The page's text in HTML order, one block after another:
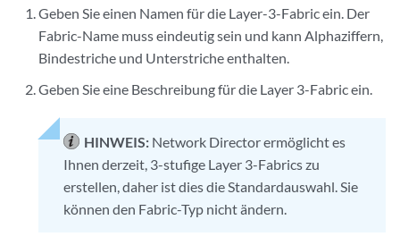
Geben Sie einen Namen für die Layer-3-Fabric ein. Der
Fabric-Name muss eindeutig sein und kann Alphaziffern,
Bindestriche und Unterstriche enthalten.
Geben Sie eine Beschreibung für die Layer 3-Fabric ein.
HINWEIS: Network Director ermöglicht es
Ihnen derzeit, 3-stufige Layer 3-Fabrics zu
erstellen, daher ist dies die Standardauswahl. Sie
können den Fabric-Typ nicht ändern.